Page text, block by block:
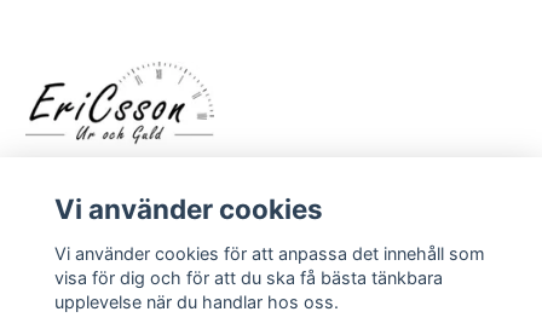
LÄS MER
Vi använder cookies
Vi använder cookies för att anpassa det innehåll som
visa för dig och för att du ska få bästa tänkbara
upplevelse när du handlar hos oss.